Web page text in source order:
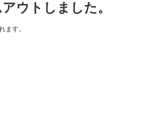
ウトしました。
ます。